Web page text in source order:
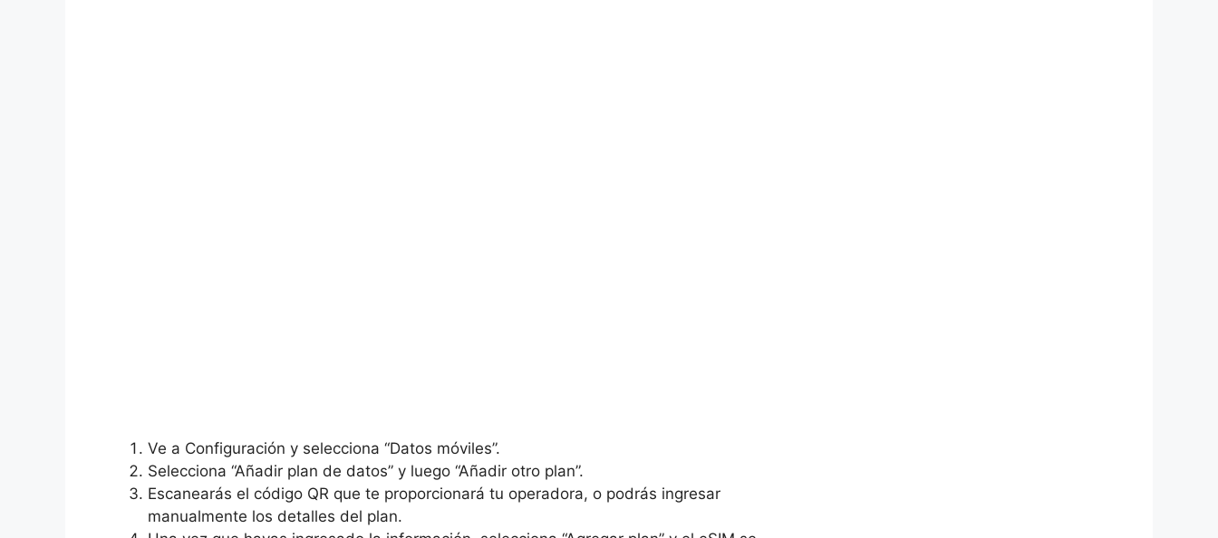
Ve a Configuración y selecciona “Datos móviles”.
Selecciona “Añadir plan de datos” y luego “Añadir otro plan”.
Escanearás el código QR que te proporcionará tu operadora, o podrás ingresar
manualmente los detalles del plan.